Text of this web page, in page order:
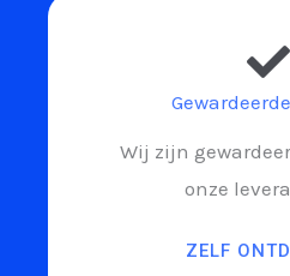
Wij zijn
onze
ZELF